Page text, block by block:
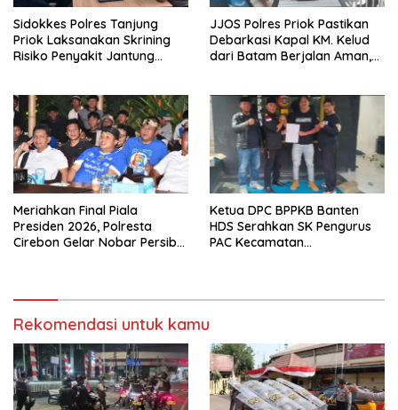
Sidokkes Polres Tanjung
Priok Laksanakan Skrining
Risiko Penyakit Jantung
JJOS Polres Priok Pastikan
Debarkasi Kapal KM. Kelud
dari Batam Berjalan Aman,
Meriahkan Final Piala
Presiden 2026, Polresta
Cirebon Gelar Nobar Persib
Ketua DPC BPPKB Banten
HDS Serahkan SK Pengurus
PAC Kecamatan
Rekomendasi untuk kamu